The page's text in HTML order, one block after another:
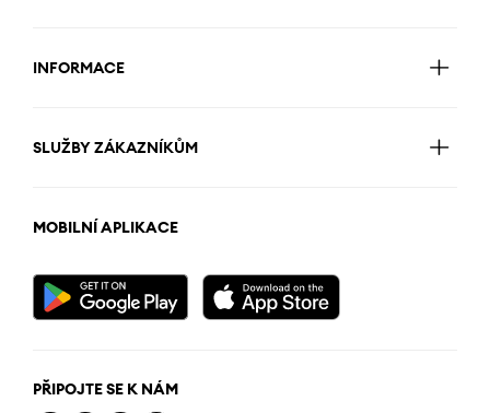
INFORMACE
SLUŽBY ZÁKAZNÍKŮM
MOBILNÍ APLIKACE
PŘIPOJTE SE K NÁM